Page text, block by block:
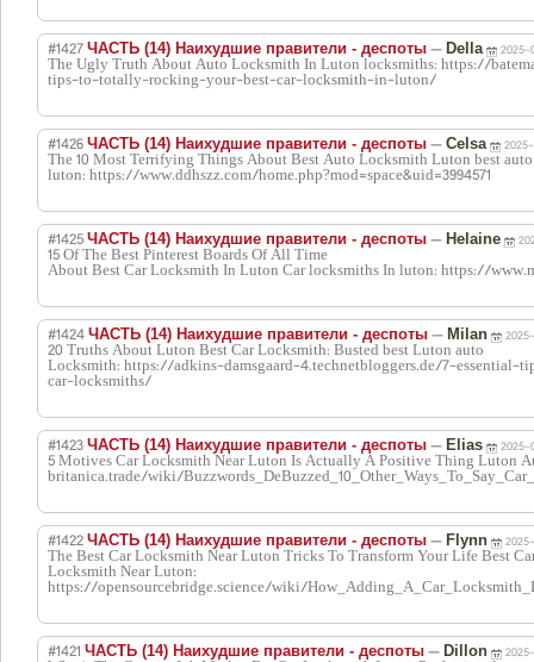
#1427 ЧАСТЬ (14) Наихудшие правители - деспоты — Della 2025-
The Ugly Truth About Auto Locksmith In Luton locksmiths: https://
tips-to-totally-rocking-your-best-car-locksmith-in-luton/
#1426 ЧАСТЬ (14) Наихудшие правители - деспоты — Celsa
The 10 Most Terrifying Things About Best Auto Locksmith Luton best
luton: https://www.ddhszz.com/home.php?mod=space&uid=3994571
#1425 ЧАСТЬ (14) Наихудшие правители - деспоты — Helaine
15 Of The Best Pinterest Boards Of All Time
About Best Car Locksmith In Luton Car locksmiths In luton: https://
#1424 ЧАСТЬ (14) Наихудшие правители - деспоты — Milan
20 Truths About Luton Best Car Locksmith: Busted best Luton auto
Locksmith: https://adkins-damsgaard-4.technetbloggers.de/7-
car-locksmiths/
#1423 ЧАСТЬ (14) Наихудшие правители - деспоты — Elias 2025-
5 Motives Car Locksmith Near Luton Is Actually A Positive Thing Luton
britanica.trade/wiki/
#1422 ЧАСТЬ (14) Наихудшие правители - деспоты — Flynn
The Best Car Locksmith Near Luton Tricks To Transform Your Life Best
Locksmith Near Luton:
https://opensourcebridge.science/wiki/
#1421 ЧАСТЬ (14) Наихудшие правители - деспоты — Dillon